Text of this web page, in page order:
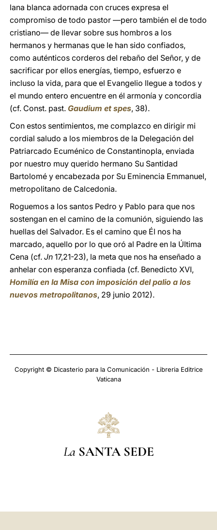
lana blanca adornada con cruces expresa el
compromiso de todo pastor —pero también el de todo
cristiano— de llevar sobre sus hombros a los
hermanos y hermanas que le han sido confiados,
como auténticos corderos del rebaño del Señor, y de
sacrificar por ellos energías, tiempo, esfuerzo e
incluso la vida, para que el Evangelio llegue a todos y
el mundo entero encuentre en él armonía y concordia
(cf. Const. past. Gaudium et spes, 38).
Con estos sentimientos, me complazco en dirigir mi
cordial saludo a los miembros de la Delegación del
Patriarcado Ecuménico de Constantinopla, enviada
por nuestro muy querido hermano Su Santidad
Bartolomé y encabezada por Su Eminencia Emmanuel,
metropolitano de Calcedonia.
Roguemos a los santos Pedro y Pablo para que nos
sostengan en el camino de la comunión, siguiendo las
huellas del Salvador. Es el camino que Él nos ha
marcado, aquello por lo que oró al Padre en la Última
Cena (cf. Jn 17,21-23), la meta que nos ha enseñado a
anhelar con esperanza confiada (cf. Benedicto XVI,
Homilía en la Misa con imposición del palio a los
nuevos metropolitanos, 29 junio 2012).
Copyright © Dicasterio para la Comunicación - Libreria Editrice
Vaticana
La SANTA SEDE